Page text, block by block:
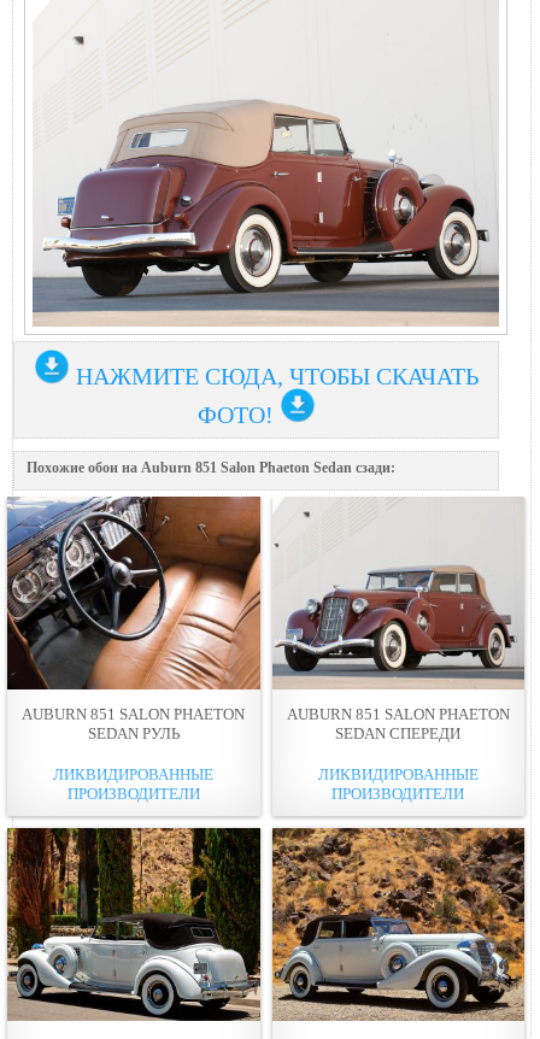
НАЖМИТЕ СЮДА, ЧТОБЫ СКАЧАТЬ
ФОТО!
Похожие обои на Auburn 851 Salon Phaeton Sedan сзади:
AUBURN 851 SALON PHAETON
SEDAN РУЛЬ
ЛИКВИДИРОВАННЫЕ
ПРОИЗВОДИТЕЛИ
AUBURN 851 SALON PHAETON
SEDAN СПЕРЕДИ
ЛИКВИДИРОВАННЫЕ
ПРОИЗВОДИТЕЛИ